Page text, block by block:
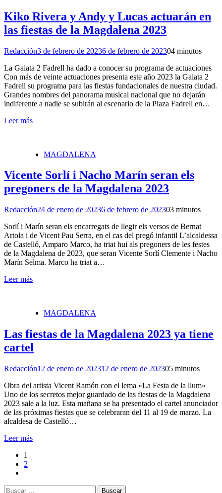
Kiko Rivera y Andy y Lucas actuarán en
las fiestas de la Magdalena 2023
Redacción3 de febrero de 20236 de febrero de 202304 minutos
La Gaiata 2 Fadrell ha dado a conocer su programa de actuaciones
Con más de veinte actuaciones presenta este año 2023 la Gaiata 2
Fadrell su programa para las fiestas fundacionales de nuestra ciudad.
Grandes nombres del panorama musical nacional que no dejarán
indiferente a nadie se subirán al escenario de la Plaza Fadrell en…
Leer más
MAGDALENA
Vicente Sorlí i Nacho Marín seran els
pregoners de la Magdalena 2023
Redacción24 de enero de 20236 de febrero de 202303 minutos
Sorlí i Marín seran els encarregats de llegir els versos de Bernat
Artola i de Vicent Pau Serra, en el cas del pregó infantil L’alcaldessa
de Castelló, Amparo Marco, ha triat hui als pregoners de les festes
de la Magdalena de 2023, que seran Vicente Sorlí Clemente i Nacho
Marín Selma. Marco ha triat a…
Leer más
MAGDALENA
Las fiestas de la Magdalena 2023 ya tiene
cartel
Redacción12 de enero de 202312 de enero de 202305 minutos
Obra del artista Vicent Ramón con el lema «La Festa de la llum»
Uno de los secretos mejor guardado de las fiestas de la Magdalena
2023 sale a la luz. Esta mañana se ha presentado el cartel anunciador
de las próximas fiestas que se celebraran del 11 al 19 de marzo. La
alcaldesa de Castelló…
Leer más
1
2
Buscar: